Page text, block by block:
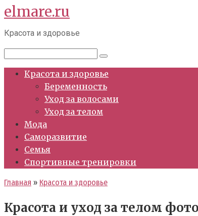
Перейти
к
контенту
elmare.ru
Красота и здоровье
Красота и здоровье
Беременность
Уход за волосами
Уход за телом
Мода
Саморазвитие
Семья
Спортивные тренировки
Главная » Красота и здоровье
Красота и уход за телом